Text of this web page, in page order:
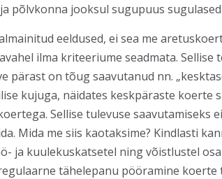
põlvkonna jooksul sugupuus
eeldused, ei sea me
ilma kriteeriume seadmata. Sellise
pärast on tõug saavutanud nn.
kujuga, näidates keskpäraste koerte
Sellise tulevuse saavutamiseks
Mida me siis kaotaksime? Kindlasti
ja kuulekuskatsetel ning võistlustel
tähelepanu pööramine koerte